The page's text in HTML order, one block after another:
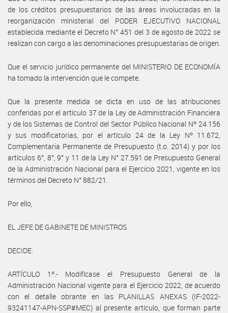
de los créditos presupuestarios de las áreas involucradas en la
reorganización ministerial del PODER EJECUTIVO NACIONAL
establecida mediante el Decreto N° 451 del 3 de agosto de 2022 se
realizan con cargo a las denominaciones presupuestarias de origen.
Que el servicio jurídico permanente del MINISTERIO DE ECONOMÍA
ha tomado la intervención que le compete.
Que la presente medida se dicta en uso de las atribuciones
conferidas por el artículo 37 de la Ley de Administración Financiera
y de los Sistemas de Control del Sector Público Nacional Nº 24.156
y sus modificatorias, por el artículo 24 de la Ley Nº 11.672,
Complementaria Permanente de Presupuesto (t.o. 2014) y por los
artículos 6°, 8°, 9° y 11 de la Ley N° 27.591 de Presupuesto General
de la Administración Nacional para el Ejercicio 2021, vigente en los
términos del Decreto N° 882/21.
Por ello,
EL JEFE DE GABINETE DE MINISTROS
DECIDE:
ARTÍCULO 1º.- Modifícase el Presupuesto General de la
Administración Nacional vigente para el Ejercicio 2022, de acuerdo
con el detalle obrante en las PLANILLAS ANEXAS (IF-2022-
93241147-APN-SSP#MEC) al presente artículo, que forman parte